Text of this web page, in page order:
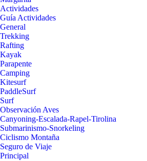
Actividades
Guía Actividades
General
Trekking
Rafting
Kayak
Parapente
Camping
Kitesurf
PaddleSurf
Surf
Observación Aves
Canyoning-Escalada-Rapel-Tirolina
Submarinismo-Snorkeling
Ciclismo Montaña
Seguro de Viaje
Principal